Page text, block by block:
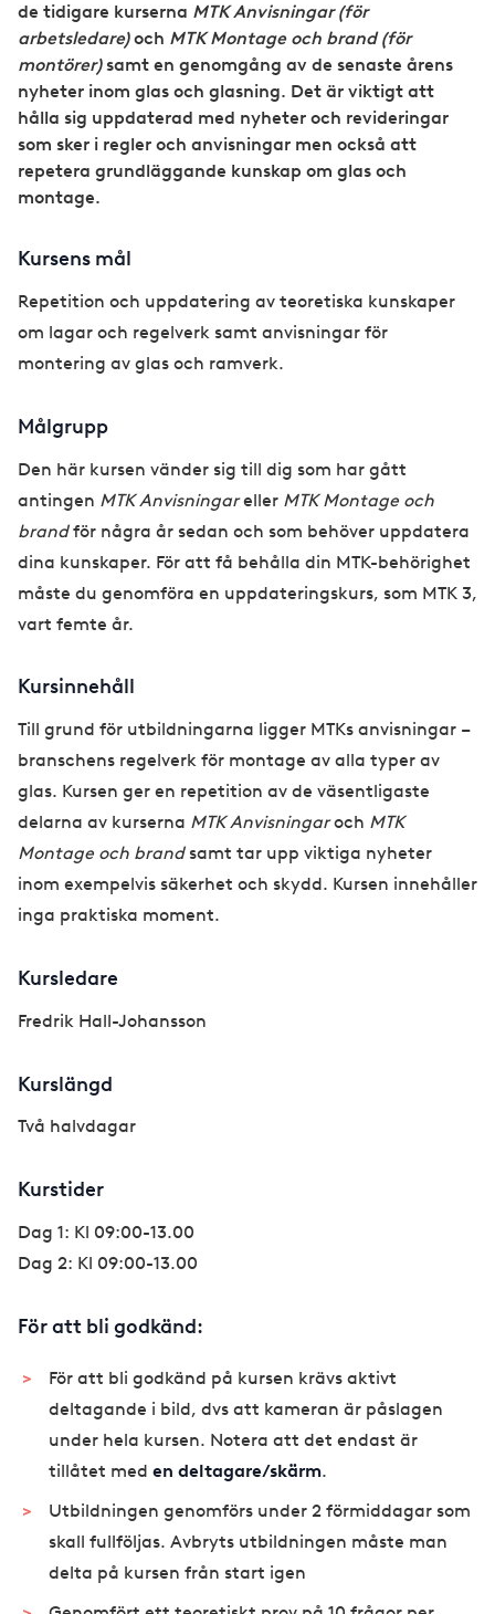
de tidigare kurserna MTK Anvisningar (för
arbetsledare)och MTK Montage och brand (för
montörer) samt en genomgång av de senaste årens
nyheter inom glas och glasning. Det är viktigt att
hålla sig uppdaterad med nyheter och revideringar
som sker i regler och anvisningar men också att
repetera grundläggande kunskap om glas och
montage.
Kursens mål
Repetition och uppdatering av teoretiska kunskaper
om lagar och regelverk samt anvisningar för
montering av glas och ramverk.
Målgrupp
Den här kursen vänder sig till dig som har gått
antingen MTK Anvisningareller MTK Montage och
brandför några år sedan och som behöver uppdatera
dina kunskaper. För att få behålla din MTK-behörighet
måste du genomföra en uppdateringskurs, som MTK 3,
vart femte år.
Kursinnehåll
Till grund för utbildningarna ligger MTKs anvisningar –
branschens regelverk för montage av alla typer av
glas. Kursen ger en repetition av de väsentligaste
delarna av kurserna MTK Anvisningaroch MTK
Montage och brand samt tar upp viktiga nyheter
inom exempelvis säkerhet och skydd. Kursen innehåller
inga praktiska moment.
Kursledare
Fredrik Hall-Johansson
Kurslängd
Två halvdagar
Kurstider
Dag 1: Kl 09:00-13.00
Dag 2: Kl 09:00-13.00
För att bli godkänd:
För att bli godkänd på kursen krävs aktivt
deltagande i bild, dvs att kameran är påslagen
under hela kursen. Notera att det endast är
tillåtet med en deltagare/skärm.
Utbildningen genomförs under 2 förmiddagar som
skall fullföljas. Avbryts utbildningen måste man
delta på kursen från start igen